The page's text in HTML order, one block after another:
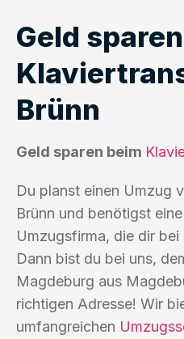
Geld
Brünn
Geld sparen beim
Du planst einen Umzug
Brünn und benötigst
Umzugsfirma, die dir
Dann bist du bei uns,
Magdeburg aus
richtigen Adresse! Wir
umfangreichen